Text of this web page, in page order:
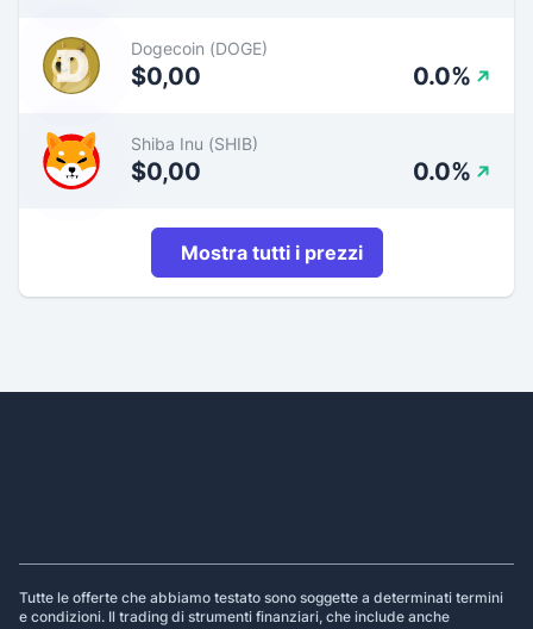
Dogecoin (DOGE)
$0,00 0.0%
Shiba Inu (SHIB)
$0,00 0.0%
Mostra tutti i prezzi
Tutte le offerte che abbiamo testato sono soggette a determinati termini
e condizioni. Il trading di strumenti finanziari, che include anche